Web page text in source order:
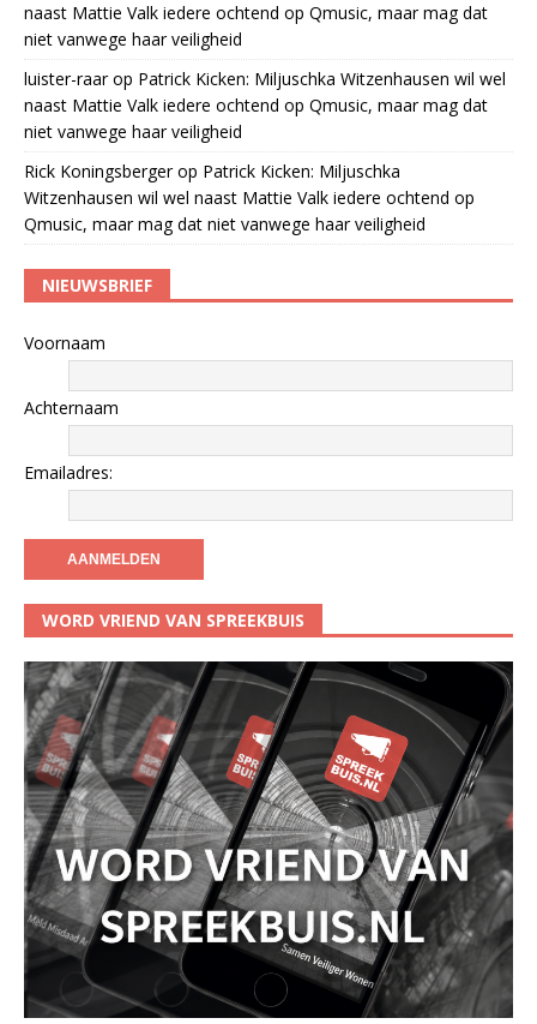
naast Mattie Valk iedere ochtend op Qmusic, maar mag dat
niet vanwege haar veiligheid
luister-raarop Patrick Kicken: Miljuschka Witzenhausen wil wel
naast Mattie Valk iedere ochtend op Qmusic, maar mag dat
niet vanwege haar veiligheid
Rick Koningsbergerop Patrick Kicken: Miljuschka
Witzenhausen wil wel naast Mattie Valk iedere ochtend op
Qmusic, maar mag dat niet vanwege haar veiligheid
NIEUWSBRIEF
Voornaam
Achternaam
Emailadres:
WORD VRIEND VAN SPREEKBUIS